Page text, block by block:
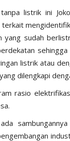
listrik ini
yang sudah
listrik atau
dilengkapi
rasio